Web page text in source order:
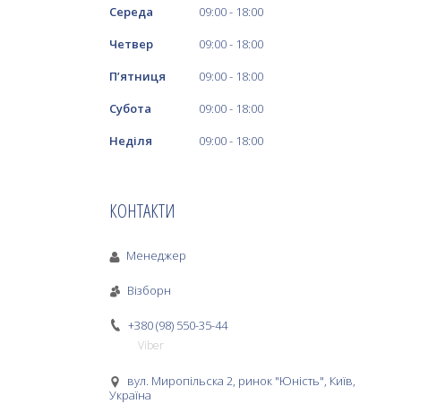
Середа
09:00
18:00
Четвер
09:00
18:00
Пʼятниця
09:00
18:00
Субота
09:00
18:00
Неділя
09:00 18:00
КОНТАКТИ
Менеджер
Візборн
+380 (98) 550-35-44
Viber
вул. Миропільска 2, ринок "Юність", Київ,
Україна